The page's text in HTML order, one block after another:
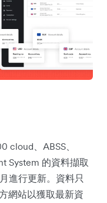
cloud、ABSS、
System 的資料擷取
進行更新。資料只
網站以獲取最新資